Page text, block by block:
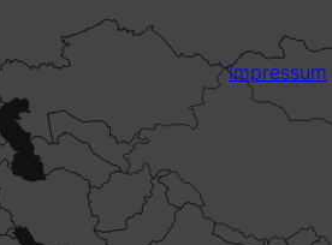
Impressum